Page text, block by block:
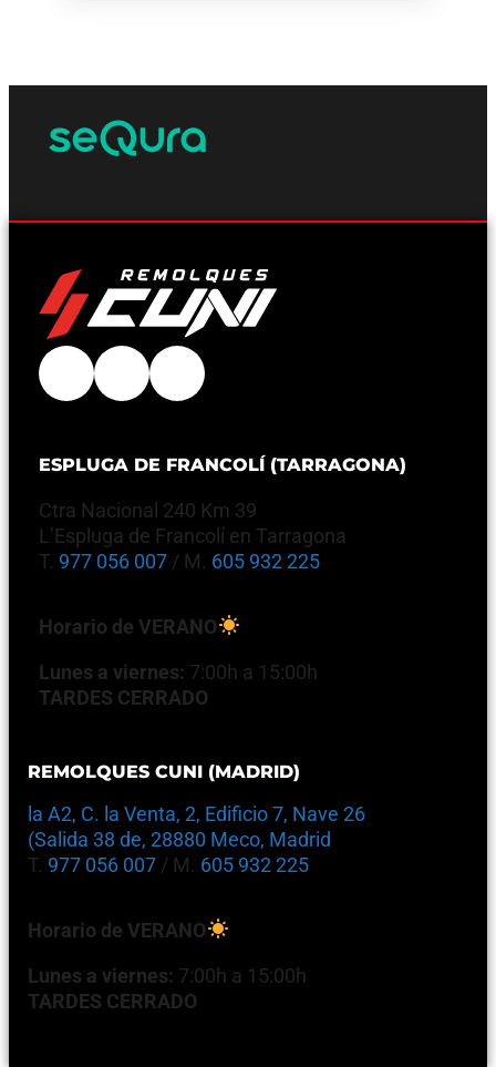
ESPLUGA DE FRANCOLÍ (TARRAGONA)
Ctra Nacional 240 Km 39
L’Espluga de Francolí en Tarragona
T. 977 056 007 / M. 605 932 225
Horario de VERANO
Lunes a viernes: 7:00h a 15:00h
TARDES CERRADO
REMOLQUES CUNI (MADRID)
la A2, C. la Venta, 2, Edificio 7, Nave 26
(Salida 38 de, 28880 Meco, Madrid
T. 977 056 007 / M. 605 932 225
Horario de VERANO
Lunes a viernes: 7:00h a 15:00h
TARDES CERRADO